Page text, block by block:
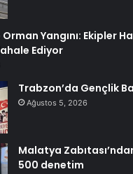
Orman Yangını: Ekipler
Ediyor
Trabzon’da Gençlik
Ağustos 5, 2026
Malatya
500 denetim